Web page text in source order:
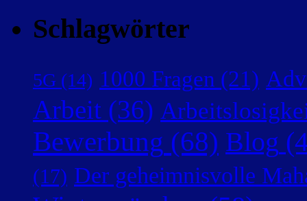
Schlagwörter
5G (14) 1000 Fragen (21)
Arbeit (36)
Bewerbung (68) Blog
(17) Der geheimnisvolle